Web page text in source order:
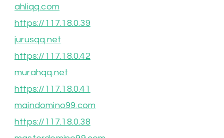
ahliqq.com
https://117.18.0.39
jurusqq.net
https://117.18.0.42
murahqq.net
https://117.18.0.41
maindomino99.com
https://117.18.0.38